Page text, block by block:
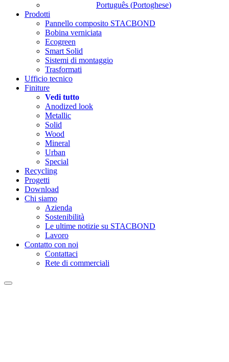
Português (Portoghese)
Prodotti
Pannello composito STACBOND
Bobina verniciata
Ecogreen
Smart Solid
Sistemi di montaggio
Trasformati
Ufficio tecnico
Finiture
Vedi tutto
Anodized look
Metallic
Solid
Wood
Mineral
Urban
Special
Recycling
Progetti
Download
Chi siamo
Azienda
Sostenibilità
Le ultime notizie su STACBOND
Lavoro
Contatto con noi
Contattaci
Rete di commerciali